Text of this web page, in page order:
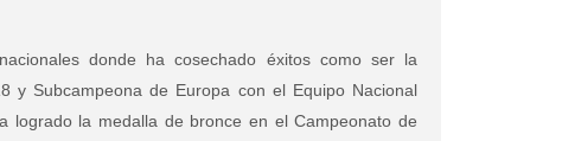
donde ha cosechado éxitos como ser la
y Subcampeona de Europa con el Equipo Nacional
logrado la medalla de bronce en el Campeonato de